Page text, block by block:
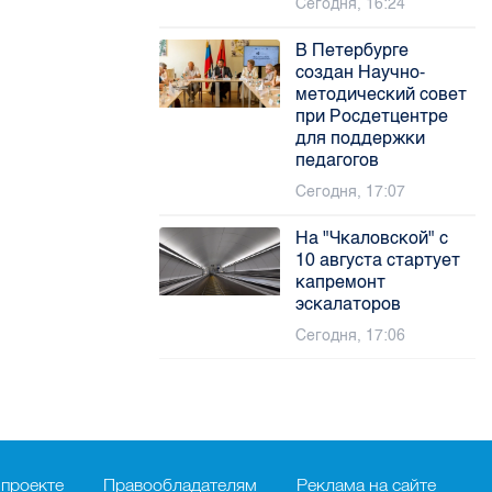
Сегодня, 16:24
В Петербурге
создан Научно-
методический совет
при Росдетцентре
для поддержки
педагогов
Сегодня, 17:07
На "Чкаловской" с
10 августа стартует
капремонт
эскалаторов
Сегодня, 17:06
Правообладателям Реклама на сайте